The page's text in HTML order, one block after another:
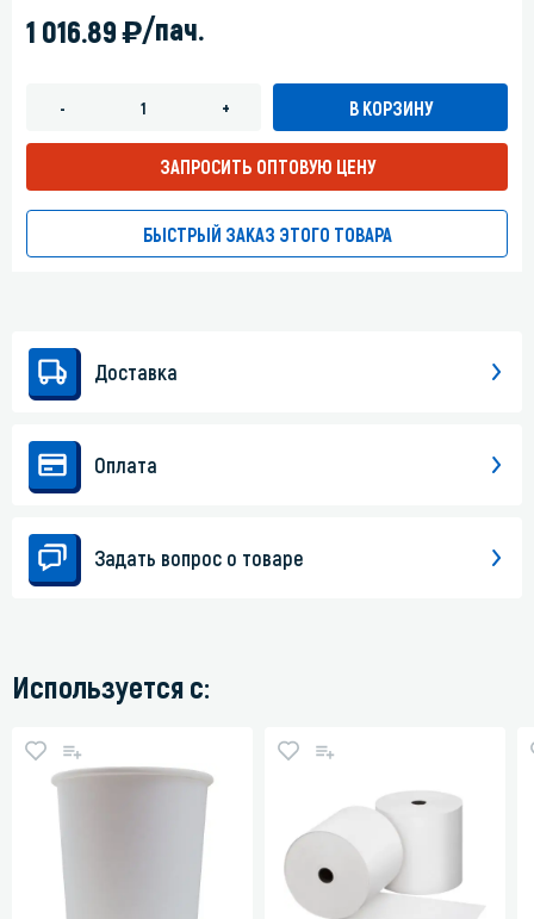
1 016.89)/пач.
- + В КОРЗИНУ
ЗАПРОСИТЬ ОПТОВУЮ ЦЕНУ
БЫСТРЫЙ ЗАКАЗ ЭТОГО ТОВАРА
Доставка
Оплата
Задать вопрос о товаре
Используется с: